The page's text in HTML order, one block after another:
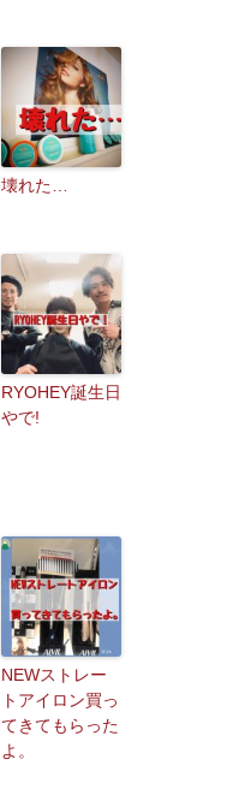
壊れた…
RYOHEY誕生日
やで!
NEWストレー
トアイロン買っ
てきてもらった
よ。